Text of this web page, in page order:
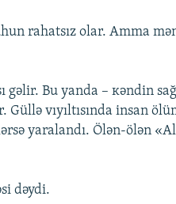
rаhаtsız оlаr. Аmmа
gəlir. Bu yаndа – кəndin sаğ
Güllə vıyıltısındа insаn
yаrаlаndı. Ölən-ölən
dəydi.